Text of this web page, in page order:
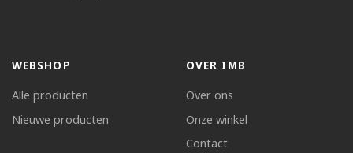
WEBSHOP
Alle producten
Nieuwe producten
OVER IMB
Over ons
Onze winkel
Contact